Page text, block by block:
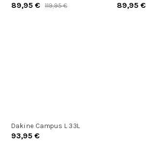
89,95 € 119,95 € 89,95 €
Dakine Campus L 33L
93,95 €